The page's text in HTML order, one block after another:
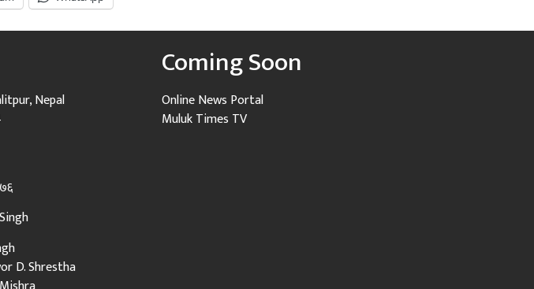
Nepal
D. Shrestha
Coming Soon
Online News Portal
Muluk Times TV